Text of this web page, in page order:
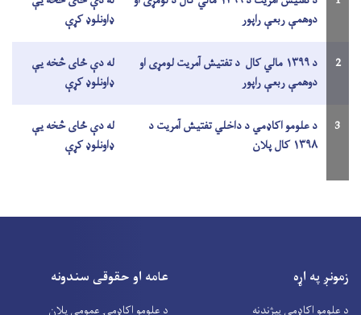
دوهمې ربعې راپور
ډاونلوډ کړې
2
د ۱۳۹۹ مالي کال د تفتیش آمریت لومړی او
دوهمې ربعې راپور
له دې ځای څخه یې
ډاونلوډ کړې
3
د علومو اکاډمي د داخلي تفتیش آمریت د
۱۳۹۸ کال پلان
له دې ځای څخه یې
ډاونلوډ کړې
زمونږ په اړه
د علومو اکاډمي پیژندنه
عامه او حقوقی سندونه
د علومو اکاډمۍ عمومي پلان